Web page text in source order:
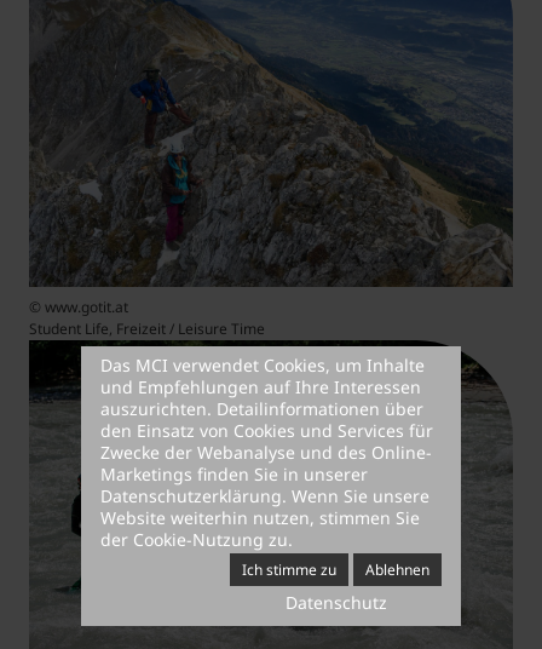
© www.gotit.at
Student Life, Freizeit / Leisure Time
Das MCI verwendet Cookies, um Inhalte
und Empfehlungen auf Ihre Interessen
auszurichten. Detailinformationen über
den Einsatz von Cookies und Services für
Zwecke der Webanalyse und des Online-
Marketings finden Sie in unserer
Datenschutzerklärung. Wenn Sie unsere
Website weiterhin nutzen, stimmen Sie
der Cookie-Nutzung zu.
Ich stimme zu Ablehnen
Datenschutz